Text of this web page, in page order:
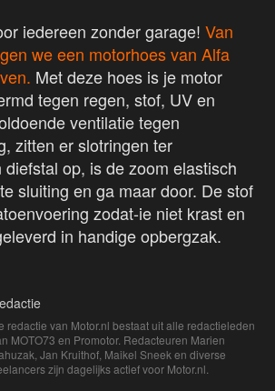
iedereen zonder garage! Van
we een motorhoes van Alfa
Met deze hoes is je motor
tegen regen, stof, UV en
ventilatie tegen
zitten er slotringen ter
op, is de zoom elastisch
sluiting en ga maar door. De stof
zodat-ie niet krast en
in handige opbergzak.
redactie van Motor.nl bestaat uit alle redactieleden
MOTO73 en Promotor. Redacteuren Marien
Jan Kruithof, Maikel Sneek en diverse
zijn dagelijks actief voor Motor.nl.